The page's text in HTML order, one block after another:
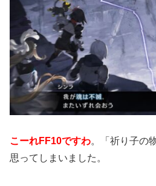
こーれFF10ですわ。「祈り子の
思ってしまいました。